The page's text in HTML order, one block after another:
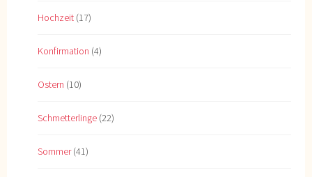
Hochzeit (17)
Konfirmation (4)
Ostern (10)
Schmetterlinge (22)
Sommer(41)